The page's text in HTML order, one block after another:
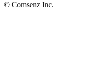
© Comsenz Inc.